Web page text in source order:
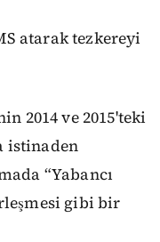
atarak tezkereyi
2014 ve 2015'teki
istinaden
“Yabancı
gibi bir